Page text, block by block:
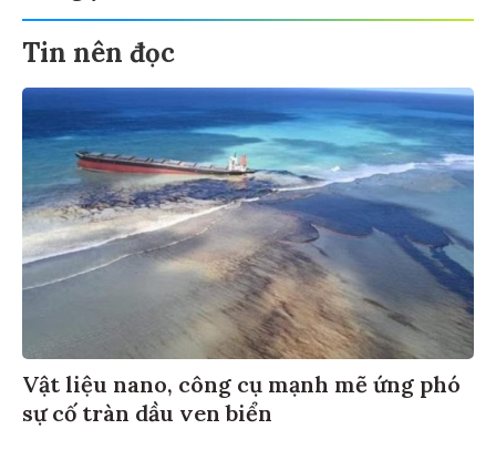
Tin nên đọc
Vật liệu nano, công cụ mạnh mẽ ứng phó
sự cố tràn dầu ven biển